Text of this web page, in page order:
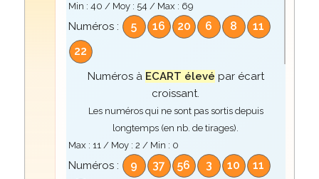
Min : 40 / Moy : 54 / Max : 69
Numéros : 5 16 20 6 8
11
22
Numéros à ECART élevé par écart
croissant.
Les numéros qui ne sont pas sortis depuis
longtemps (en nb. de tirages).
Max : 11/ Moy : 2 / Min : 0
Numéros : 9 37 56 3 10
11